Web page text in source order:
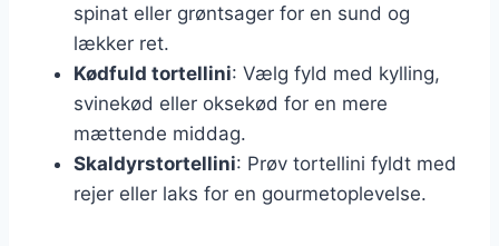
spinat eller grøntsager for en sund og
lækker ret.
Kødfuld tortellini: Vælg fyld med kylling,
svinekød eller oksekød for en mere
mættende middag.
Skaldyrstortellini: Prøv tortellini fyldt med
rejer eller laks for en gourmetoplevelse.